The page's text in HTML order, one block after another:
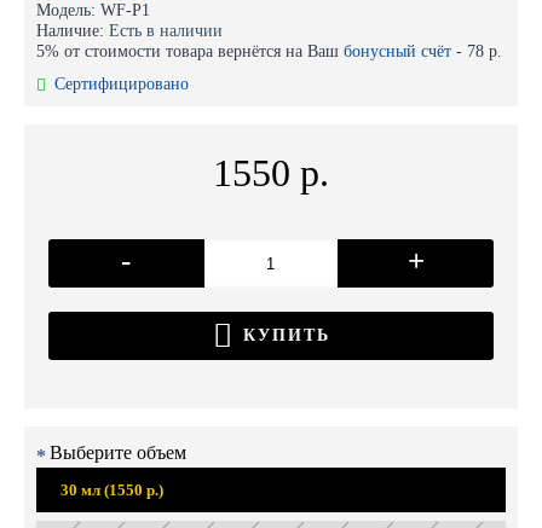
Модель: WF-P1
Наличие: Есть в наличии
5% от стоимости товара вернётся на Ваш бонусный счёт - 78 р.
Сертифицировано
1550 р.
- +
КУПИТЬ
Выберите объем
30 мл (1550 р.)